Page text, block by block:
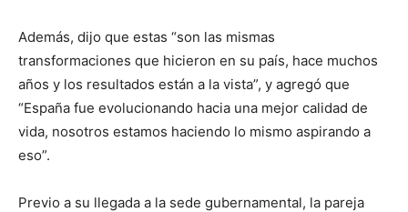
Además, dijo que estas “son las mismas
transformaciones que hicieron en su país, hace muchos
años y los resultados están a la vista”, y agregó que
“España fue evolucionando hacia una mejor calidad de
vida, nosotros estamos haciendo lo mismo aspirando a
eso”.
Previo a su llegada a la sede gubernamental, la pareja